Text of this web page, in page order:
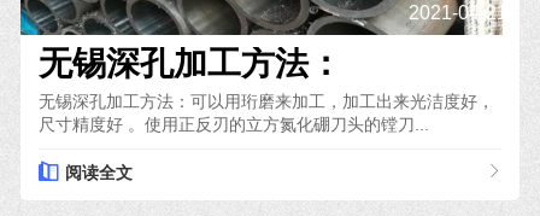
2021-04-21
无锡深孔加工方法：
无锡深孔加工方法：可以用珩磨来加工，加工出来光洁度好，
尺寸精度好 。使用正反刃的立方氮化硼刀头的镗刀...
阅读全文